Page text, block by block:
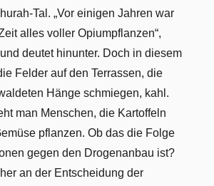
Tal. „Vor einigen Jahren war
alles voller Opiumpflanzen“,
deutet hinunter. Doch in diesem
Felder auf den Terrassen, die
Hänge schmiegen, kahl.
man Menschen, die Kartoffeln
pflanzen. Ob das die Folge
gegen den Drogenanbau ist?
an der Entscheidung der